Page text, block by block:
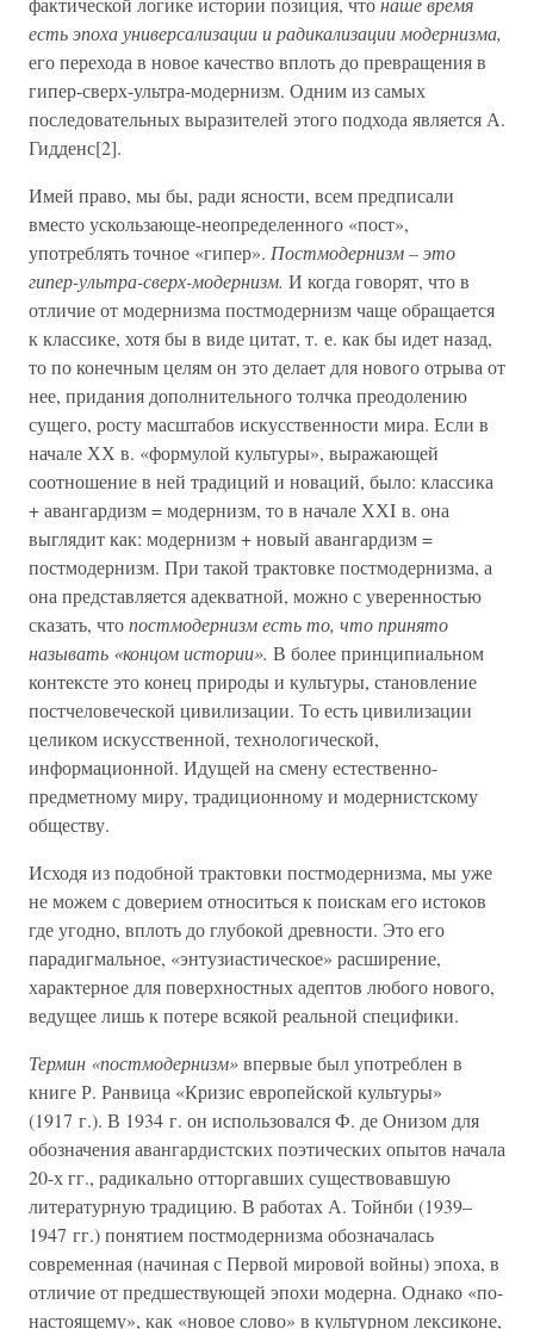
есть эпоха универсализации и радикализации модернизма,
его перехода в новое качество вплоть до превращения в
гипер-сверх-ультра-модернизм. Одним из самых
последовательных выразителей этого подхода является А.
Гидденс[2].
Имей право, мы бы, ради ясности, всем предписали
вместо ускользающе-неопределенного «пост»,
употреблять точное «гипер». Постмодернизм – это
гипер-ультра-сверх-модернизм. И когда говорят, что в
отличие от модернизма постмодернизм чаще обращается
к классике, хотя бы в виде цитат, т. е. как бы идет назад,
то по конечным целям он это делает для нового отрыва от
нее, придания дополнительного толчка преодолению
сущего, росту масштабов искусственности мира. Если в
начале ХХ в. «формулой культуры», выражающей
соотношение в ней традиций и новаций, было: классика
+ авангардизм = модернизм, то в начале ХХI в. она
выглядит как: модернизм + новый авангардизм =
постмодернизм. При такой трактовке постмодернизма, а
она представляется адекватной, можно с уверенностью
сказать, чтопостмодернизм есть то, что принято
называть «концом истории». В более принципиальном
контексте это конец природы и культуры, становление
постчеловеческой цивилизации. То есть цивилизации
целиком искусственной, технологической,
информационной. Идущей на смену естественно-
предметному миру, традиционному и модернистскому
обществу.
Исходя из подобной трактовки постмодернизма, мы уже
не можем с доверием относиться к поискам его истоков
где угодно, вплоть до глубокой древности. Это его
парадигмальное, «энтузиастическое» расширение,
характерное для поверхностных адептов любого нового,
ведущее лишь к потере всякой реальной специфики.
Термин «постмодернизм»впервые был употреблен в
книге Р. Ранвица «Кризис европейской культуры»
(1917 г.). В 1934 г. он использовался Ф. де Онизом для
обозначения авангардистских поэтических опытов начала
20-х гг., радикально отторгавших существовавшую
литературную традицию. В работах А. Тойнби (1939–
1947 гг.) понятием постмодернизма обозначалась
современная (начиная с Первой мировой войны) эпоха, в
отличие от предшествующей эпохи модерна. Однако «по-
настоящему», как «новое слово» в культурном лексиконе,